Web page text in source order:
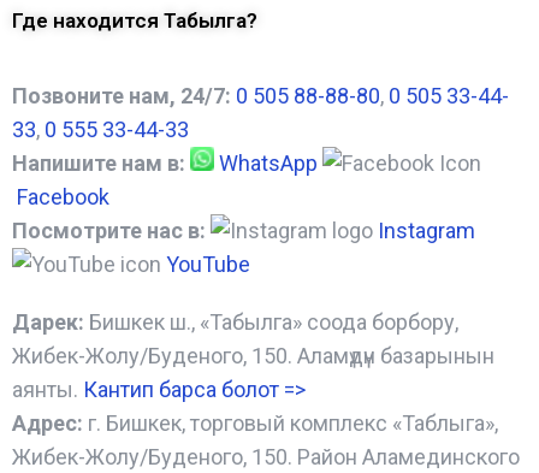
Где находится Табылга?
Позвоните нам, 24/7: 0 505 88-88-80, 0 505 33-44-
33, 0 555 33-44-33
Напишите нам в:
WhatsApp
Facebook
Посмотрите нас в:
Instagram
YouTube
Дарек: Бишкек ш., «Табылга» соода борбору,
Жибек-Жолу/Буденого, 150. Аламүдүн базарынын
аянты. Кантип барса болот =>
Адрес: г. Бишкек, торговый комплекс «Таблыга»,
Жибек-Жолу/Буденого, 150. Район Аламединского